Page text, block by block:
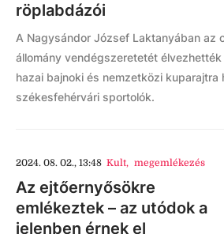
röplabdázói
A Nagysándor József Laktanyában az
állomány vendégszeretetét élvezhették
hazai bajnoki és nemzetközi kuparajtra
székesfehérvári sportolók.
2024. 08. 02., 13:48 Kult, megemlékezés
Az ejtőernyősökre
emlékeztek – az utódok a
jelenben érnek el